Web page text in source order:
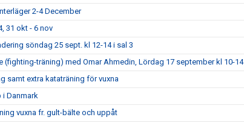
2-4 December
31 okt - 6 nov
söndag 25 sept. kl 12-14 i sal 3
(fighting-träning) med Omar Ahmedin, Lördag 17 september kl 10-14
samt extra kataträning för vuxna
i Danmark
vuxna fr. gult-bälte och uppåt